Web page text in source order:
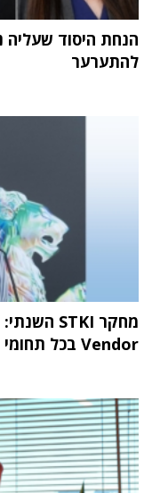
הנחת היסוד שעליה
להתערער
Vendor בכל תחומי שוק ה-IT